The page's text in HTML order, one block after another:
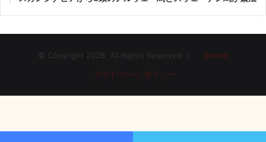
© Copyright 2026, All Rights Reserved |
dtrenn
プライバシー ポリシー